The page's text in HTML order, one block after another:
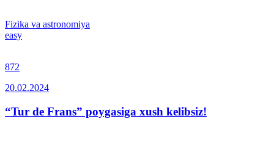
Fizika va astronomiya
easy
872
20.02.2024
“Tur de Frans” poygasiga xush kelibsiz!